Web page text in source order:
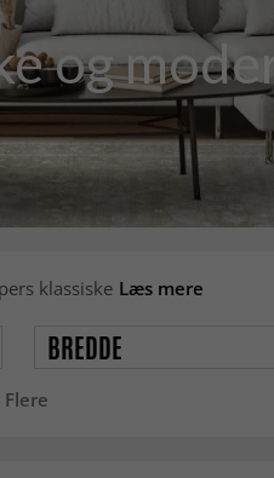
og
klassiske Læs mere
Flere
BREDDE